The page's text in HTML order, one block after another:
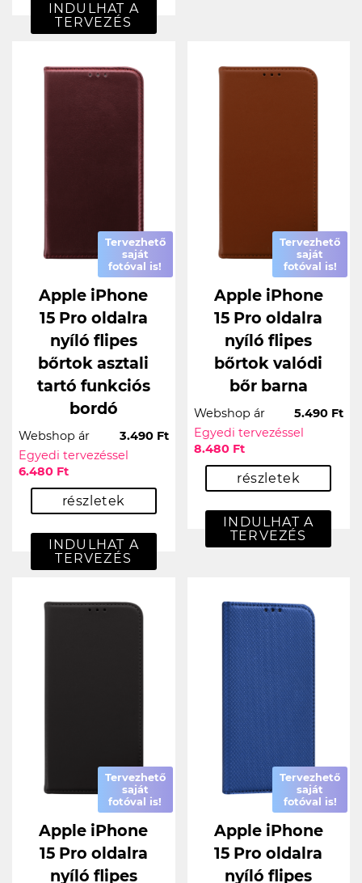
INDULHAT A
TERVEZÉS
Tervezhető
saját
fotóval is!
Apple iPhone
15 Pro oldalra
nyíló flipes
bőrtok asztali
tartó funkciós
bordó
Webshop ár
3.490 Ft
Egyedi tervezéssel
6.480 Ft
részletek
INDULHAT A
TERVEZÉS
Tervezhető
saját
fotóval is!
Apple iPhone
15 Pro oldalra
nyíló flipes
bőrtok valódi
bőr barna
Webshop ár
5.490 Ft
Egyedi tervezéssel
8.480 Ft
részletek
INDULHAT A
TERVEZÉS
Tervezhető
saját
fotóval is!
Apple iPhone
15 Pro oldalra
nyíló flipes
Tervezhető
saját
fotóval is!
Apple iPhone
15 Pro oldalra
nyíló flipes